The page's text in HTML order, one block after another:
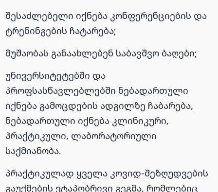
შესაძლებელი იქნება კონფერენციების და
ტრენინგების ჩატარება;
მუშაობას განაახლებენ საბავშვო ბაღები;
უნივერსიტეტებში და
პროფსასწავლებლებში ნებადართული
იქნება გამოცდების ადგილზე ჩაბარება,
ნებადართული იქნება კლინიკური,
პრაქტიკული, ლაბორატორიული
საქმიანობა.
პრაქტიკულად ყველა კოვიდ-შეზღუდვების
გაუქმების ეტაპობრივი გეგმა, რომლებიც